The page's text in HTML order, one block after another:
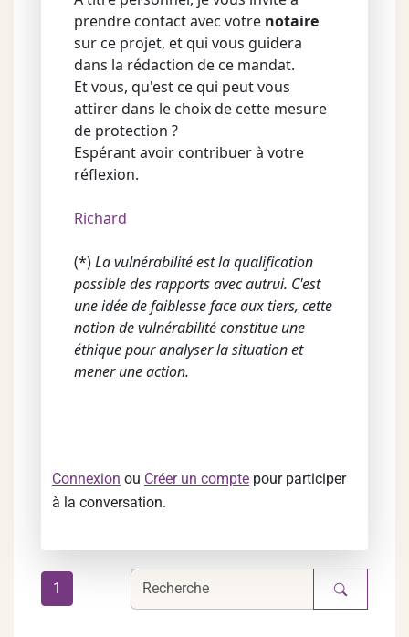
prendre contact avec votre notaire
sur ce projet, et qui vous guidera
dans la rédaction de ce mandat.
Et vous, qu'est ce qui peut vous
attirer dans le choix de cette mesure
de protection ?
Espérant avoir contribuer à votre
réflexion.
Richard
(*)La vulnérabilité est la qualification
possible des rapports avec autrui. C'est
une idée de faiblesse face aux tiers, cette
notion de vulnérabilité constitue une
éthique pour analyser la situation et
mener une action.
Connexion ou Créer un compte pour participer
à la conversation.
1